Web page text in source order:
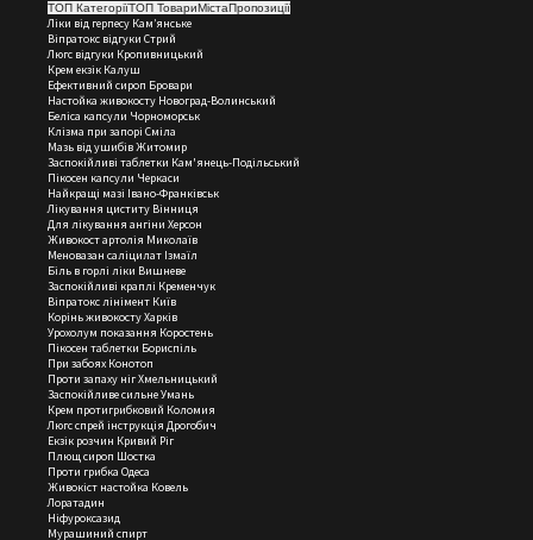
ТОП КатегоріїТОП ТовариМістаПропозиції
Ліки від герпесу Кам’янське
Віпратокс відгуки Стрий
Люгс відгуки Кропивницький
Крем екзік Калуш
Ефективний сироп Бровари
Настойка живокосту Новоград-Волинський
Беліса капсули Чорноморськ
Клізма при запорі Сміла
Мазь від ушибівЖитомир
Заспокійливі таблетки Кам'янець-Подільський
Пікосен капсули Черкаси
Найкращі мазі Івано-Франківськ
Лікування циститу Вінниця
Для лікування ангіни Херсон
Живокост артолія Миколаїв
Меновазан саліцилат Ізмаїл
Біль в горлі ліки Вишневе
Заспокійливі краплі Кременчук
Віпратокс лінімент Київ
Корінь живокостуХарків
Урохолум показання Коростень
Пікосен таблетки Бориспіль
При забоях Конотоп
Проти запаху нігХмельницький
Заспокійливе сильнеУмань
Крем протигрибковий Коломия
Люгс спрей інструкція Дрогобич
Екзік розчин Кривий Ріг
Плющ сироп Шостка
Проти грибка Одеса
Живокіст настойка Ковель
Лоратадин
Ніфуроксазид
Мурашиний спирт